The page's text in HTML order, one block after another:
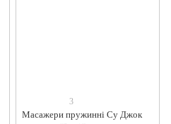
3
Масажери пружинні Су Джок